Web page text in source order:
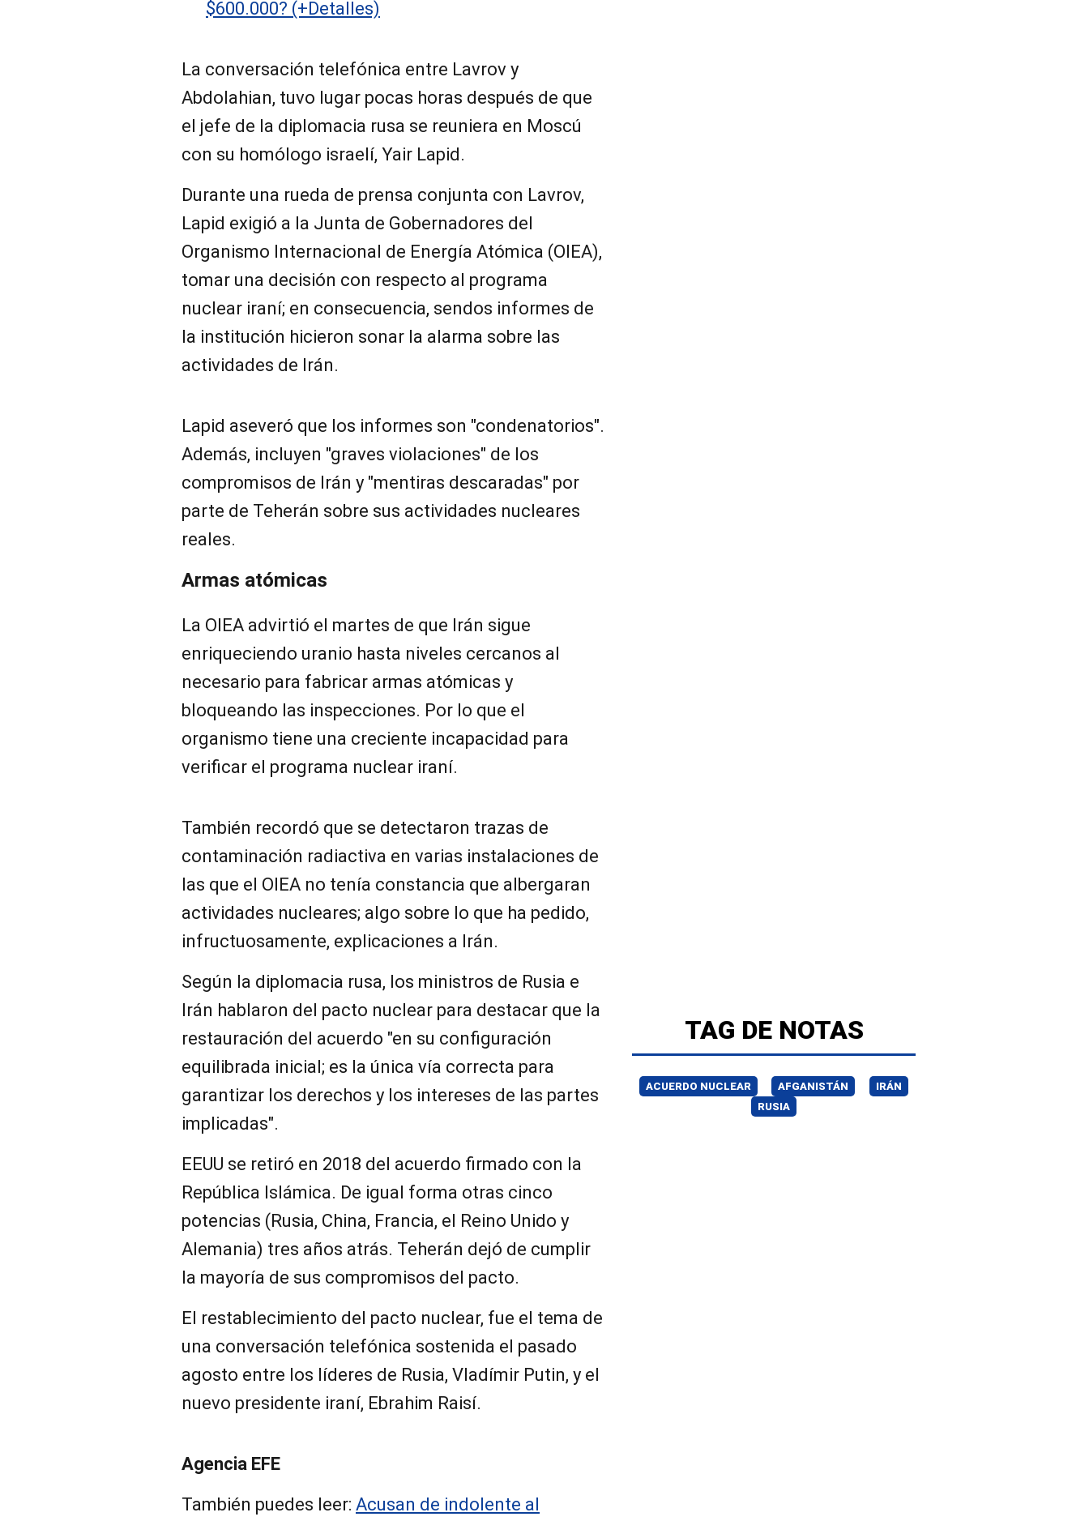
$600.000? (+Detalles)
La conversación telefónica entre Lavrov y
Abdolahian, tuvo lugar pocas horas después de que
el jefe de la diplomacia rusa se reuniera en Moscú
con su homólogo israelí, Yair Lapid.
Durante una rueda de prensa conjunta con Lavrov,
Lapid exigió a la Junta de Gobernadores del
Organismo Internacional de Energía Atómica (OIEA),
tomar una decisión con respecto al programa
nuclear iraní; en consecuencia, sendos informes de
la institución hicieron sonar la alarma sobre las
actividades de Irán.
Lapid aseveró que los informes son "condenatorios".
Además, incluyen "graves violaciones" de los
compromisos de Irán y "mentiras descaradas" por
parte de Teherán sobre sus actividades nucleares
reales.
Armas atómicas
La OIEA advirtió el martes de que Irán sigue
enriqueciendo uranio hasta niveles cercanos al
necesario para fabricar armas atómicas y
bloqueando las inspecciones. Por lo que el
organismo tiene una creciente incapacidad para
verificar el programa nuclear iraní.
También recordó que se detectaron trazas de
contaminación radiactiva en varias instalaciones de
las que el OIEA no tenía constancia que albergaran
actividades nucleares; algo sobre lo que ha pedido,
infructuosamente, explicaciones a Irán.
Según la diplomacia rusa, los ministros de Rusia e
Irán hablaron del pacto nuclear para destacar que la
restauración del acuerdo "en su configuración
equilibrada inicial; es la única vía correcta para
garantizar los derechos y los intereses de las partes
implicadas".
EEUU se retiró en 2018 del acuerdo firmado con la
República Islámica. De igual forma otras cinco
potencias (Rusia, China, Francia, el Reino Unido y
Alemania) tres años atrás. Teherán dejó de cumplir
la mayoría de sus compromisos del pacto.
El restablecimiento del pacto nuclear, fue el tema de
una conversación telefónica sostenida el pasado
agosto entre los líderes de Rusia, Vladímir Putin, y el
nuevo presidente iraní, Ebrahim Raisí.
Agencia EFE
También puedes leer: Acusan de indolente al
TAG DE NOTAS
ACUERDO NUCLEAR AFGANISTÁN
IRÁN
RUSIA